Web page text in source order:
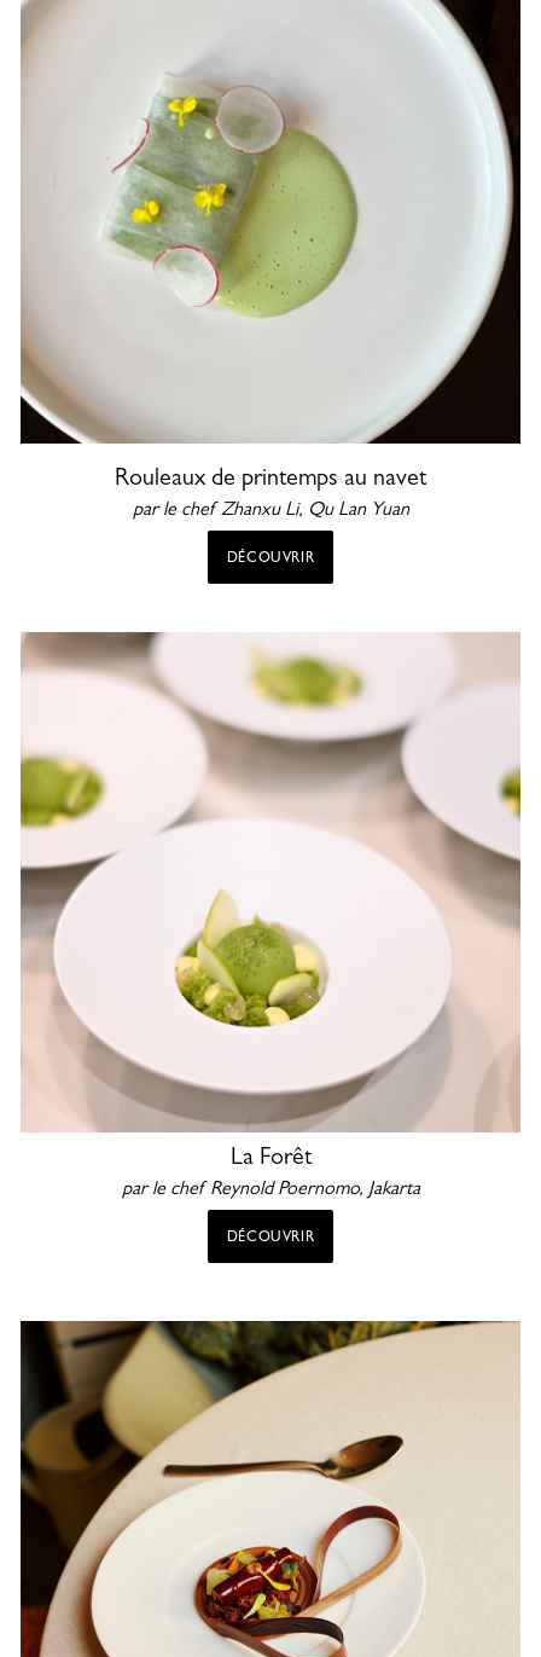
Rouleaux de printemps au navet
par le chef Zhanxu Li, Qu Lan Yuan
DÉCOUVRIR
La Forêt
par le chef Reynold Poernomo, Jakarta
DÉCOUVRIR